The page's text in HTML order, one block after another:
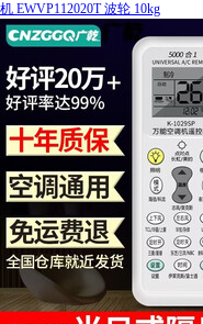
机 EWVP112020T 波轮 10kg